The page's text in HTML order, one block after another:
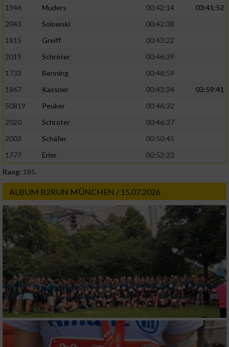
1946
Muders 00:42:14
03:41:52
2043
Solowski
00:42:38
1815
Greiff
00:43:22
2019
Schröter
00:46:39
1733
Benning
00:46:59
1867
Kassner 00:43:24
03:59:41
50819
Peuker
00:46:32
2020
Schröter
00:46:37
2003
Schäfer
00:50:45
1777
Erler
00:52:23
Rang: 185.
ALBUM B2RUN MÜNCHEN / 15.07.2026